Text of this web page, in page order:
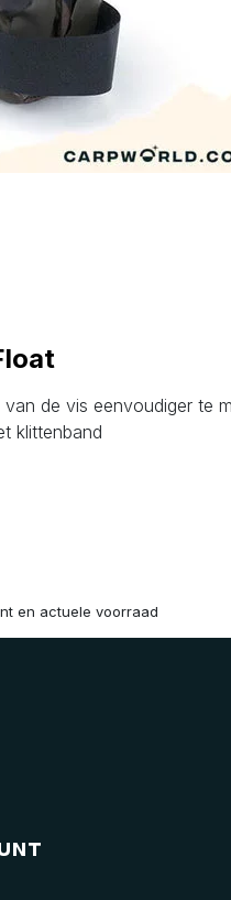
de vis eenvoudiger te
klittenband
en actuele voorraad